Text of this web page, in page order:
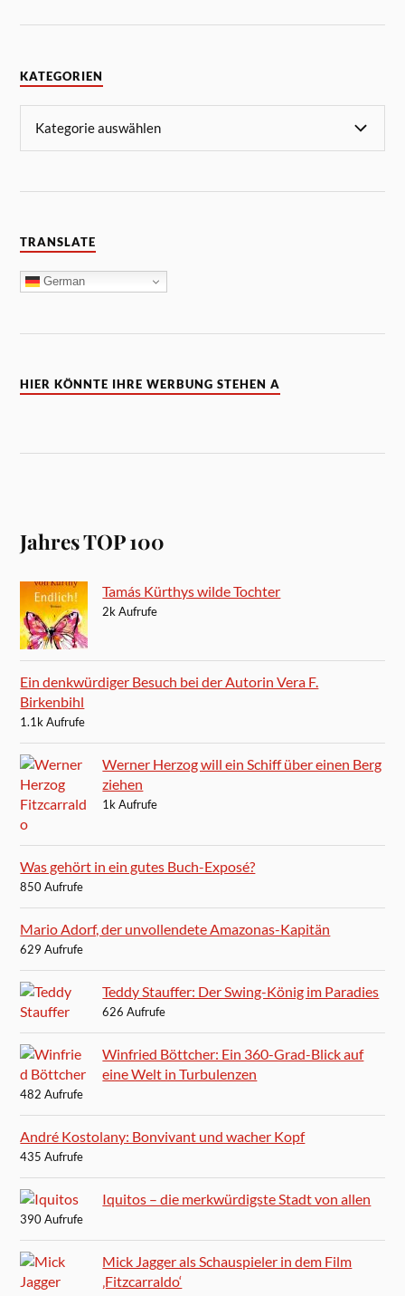
KATEGORIEN
TRANSLATE
German
HIER KÖNNTE IHRE WERBUNG STEHEN A
Jahres TOP 100
Tamás Kürthys wilde Tochter
2k Aufrufe
Ein denkwürdiger Besuch bei der Autorin Vera F.
Birkenbihl
1.1k Aufrufe
Werner Herzog will ein Schiff über einen Berg
ziehen
1k Aufrufe
Was gehört in ein gutes Buch-Exposé?
850 Aufrufe
Mario Adorf, der unvollendete Amazonas-Kapitän
629 Aufrufe
Teddy Stauffer: Der Swing-König im Paradies
626 Aufrufe
Winfried Böttcher: Ein 360-Grad-Blick auf
eine Welt in Turbulenzen
482 Aufrufe
André Kostolany: Bonvivant und wacher Kopf
435 Aufrufe
Iquitos – die merkwürdigste Stadt von allen
390 Aufrufe
Mick Jagger als Schauspieler in dem Film
‚Fitzcarraldo‘